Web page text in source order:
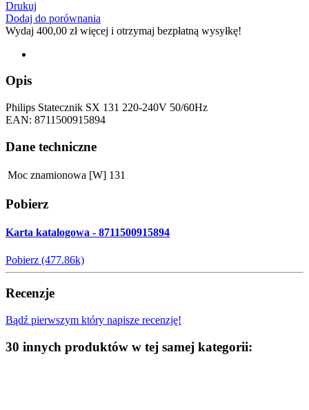
Drukuj
Dodaj do porównania
Wydaj 400,00 złwięcej i otrzymaj bezpłatną wysyłkę!
Opis
Philips Statecznik SX 131 220-240V 50/60Hz
EAN: 8711500915894
Dane techniczne
Moc znamionowa [W] 131
Pobierz
Karta katalogowa - 8711500915894
Pobierz (477.86k)
Recenzje
Bądź pierwszym który napisze recenzję!
30 innych produktów w tej samej kategorii: